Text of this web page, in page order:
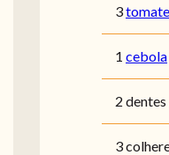
3
1 cebola
2 dentes
3